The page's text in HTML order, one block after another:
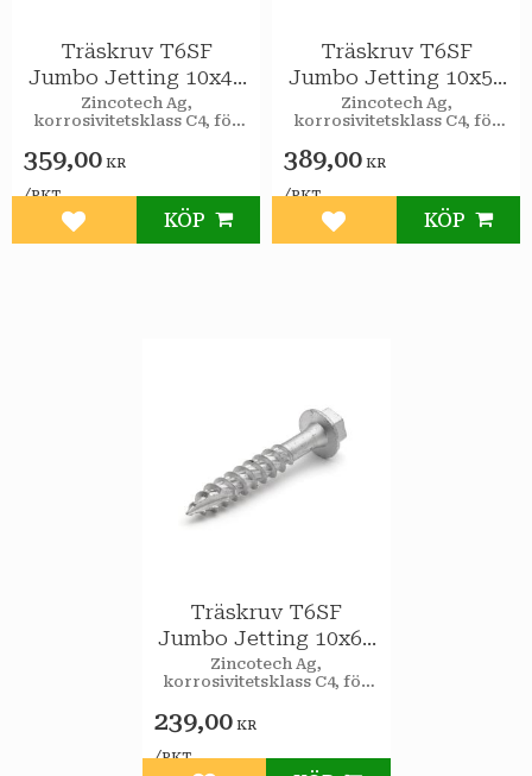
Träskruv T6SF
Jumbo Jetting 10x40
utv 100st/pkt
Zincotech Ag,
korrosivitetsklass C4, för
359,00 KR
/PKT
Lägg till i favoriter
KÖP
Träskruv T6SF
Jumbo Jetting 10x50
utv 100st/pkt
Zincotech Ag,
korrosivitetsklass C4, för
389,00 KR
/PKT
Lägg till i favoriter
KÖP
Träskruv T6SF
Jumbo Jetting 10x60
utv 50st/pkt
Zincotech Ag,
korrosivitetsklass C4, för
239,00KR
/PKT